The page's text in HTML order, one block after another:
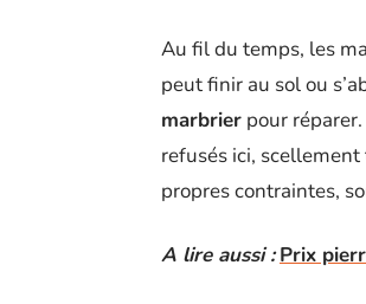
Au fil du temps, les
peut finir au sol ou
marbrier pour
refusés ici,
propres contraintes,
A lire aussi : Prix